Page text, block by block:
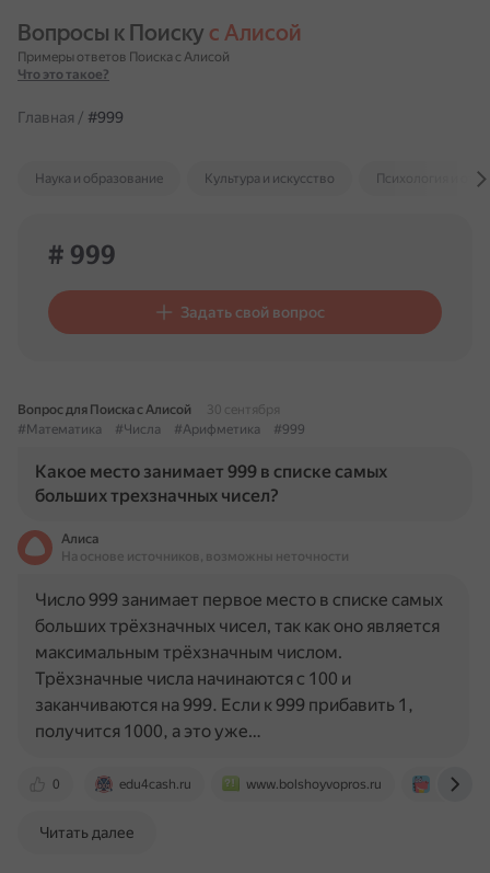
Вопросы к Поиску с Алисой
Примеры ответов Поиска с Алисой
Что это такое?
Главная / #999
Наука и образование Культура и искусство Психология и
# 999
Задать свой вопрос
Вопрос для Поиска с Алисой
30 сентября
#Математика
#Числа #Арифметика #999
Какое место занимает 999 в списке самых
больших трехзначных чисел?
Алиса
На основе источников, возможны неточности
0 edu4cash.ru www.bolshoyvopros.ru uchi.ru
Число 999 занимает первое место в списке самых
больших трёхзначных чисел, так как оно является
максимальным трёхзначным числом.
Трёхзначные числа начинаются с 100 и
заканчиваются на 999. Если к 999 прибавить 1,
получится 1000, а это уже…
Читать далее